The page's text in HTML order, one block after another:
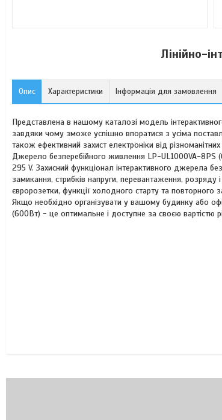
Лінійно-
Опис Характеристики Інформація для замовлення
Представлена в нашому каталозі модель
завдяки чому зможе успішно впоратися з усіма
також ефективний захист електроніки від
Джерело безперебійного живлення LP-UL1000VA-8PS
295 V. Захисний функціонал інтерактивного джерела
замикання, стрибків напруги, перевантаження,
євророзетки, функції холодного старту та повторного
Якщо необхідно організувати у вашому будинку або
(600Вт) - це оптимальне і доступне за своєю вартістю